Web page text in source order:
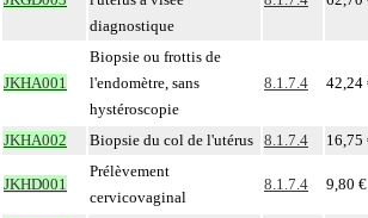
diagnostique
JKHA001
Biopsie ou frottis de
l'endomètre, sans
hystéroscopie
8.1.7.4 42,24
JKHA002 Biopsie du col de l'utérus 8.1.7.4 16,75
JKHD001
Prélèvement
cervicovaginal
8.1.7.4 9,80 €